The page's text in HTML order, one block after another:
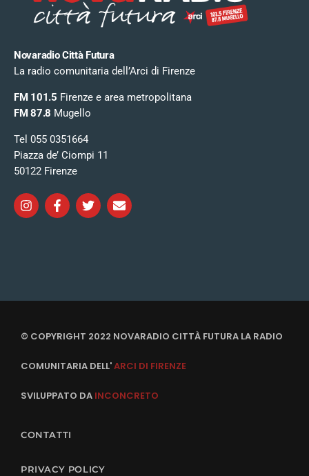
Novaradio Città Futura
La radio comunitaria dell’Arci di Firenze
FM 101.5 Firenze e area metropolitana
FM 87.8 Mugello
Tel 055 0351664
Piazza de’ Ciompi 11
50122 Firenze
© COPYRIGHT 2022 NOVARADIO CITTÀ FUTURA LA RADIO
COMUNITARIA DELL'ARCI DI FIRENZE
SVILUPPATO DA INCONCRETO
CONTATTI
PRIVACY POLICY